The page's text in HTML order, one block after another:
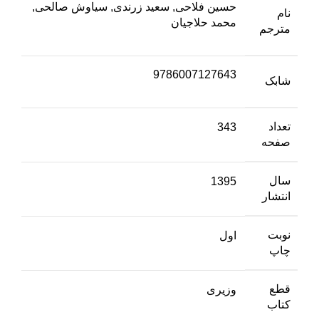
نام
مترجم
حسین فلاحی, سعید زرندی, سیاوش صالحی,
محمد حلاجیان
شابک
9786007127643
تعداد
صفحه
343
سال
انتشار
1395
نوبت
چاپ
اول
قطع
کتاب
وزیری